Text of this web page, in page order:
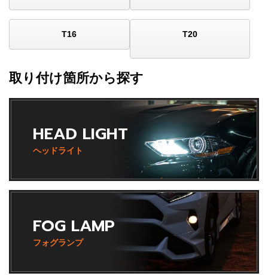
T16 T20
取り付け箇所から探す
HEAD LIGHT
ヘッドライト
FOG LAMP
フォグランプ